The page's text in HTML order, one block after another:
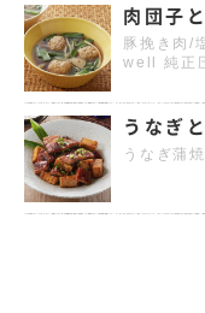
肉団子
豚挽き肉/
well 純正
うなぎ
うなぎ蒲